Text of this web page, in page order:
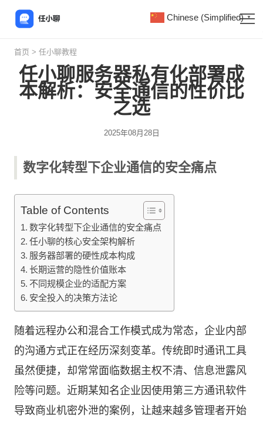
首页 > 任小聊教程
任小聊服务器私有化部署成
本解析：安全通信的性价比
之选
2025年08月28日
数字化转型下企业通信的安全痛点
Table of Contents
数字化转型下企业通信的安全痛点
任小聊的核心安全架构解析
服务器部署的硬性成本构成
长期运营的隐性价值账本
不同规模企业的适配方案
安全投入的决策方法论
随着远程办公和混合工作模式成为常态，企业内部
的沟通方式正在经历深刻变革。传统即时通讯工具
虽然便捷，却常常面临数据主权不清、信息泄露风
险等问题。近期某知名企业因使用第三方通讯软件
导致商业机密外泄的案例，让越来越多管理者开始
Chinese (Simplified) ▼